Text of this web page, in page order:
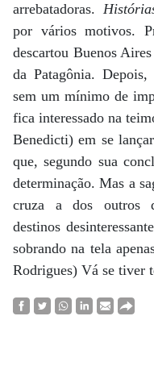
arrebatadoras.
por vários motivos.
descartou Buenos
da Patagônia. Depois,
sem um mínimo de
fica interessado na
Benedicti) em se
que, segundo sua
determinação. Mas a
cruza a dos outros
destinos
sobrando na tela
Rodrigues) Vá se tiver